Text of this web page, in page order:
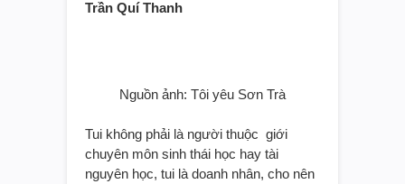
Trần Quí Thanh
Nguồn ảnh: Tôi yêu Sơn Trà
Tui không phải là người thuộc giới
chuyên môn sinh thái học hay tài
nguyên học, tui là doanh nhân, cho nên